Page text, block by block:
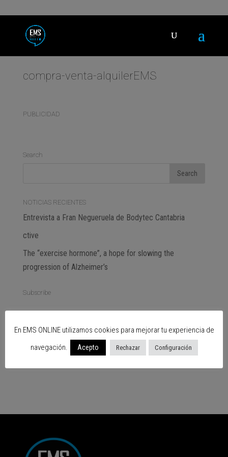
compra-venta-alquilerEMS
PUBLICIDAD
Search
NOTICIAS RECIENTES
Entrevista a Fran Negueruela de Bodytec Cantabria
ctive
The “exercise hormone”, a hope for slowing the
progression of Alzheimer’s
Subscribe
En EMS ONLINE utilizamos cookies para mejorar tu experiencia de
navegación.
Acepto Rechazar Configuración